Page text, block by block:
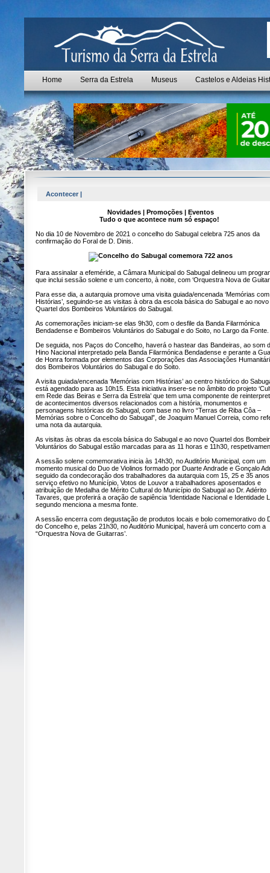
Home Serra da Estrela Museus Castelos e Aldeias
Acontecer |
Novidades | Promoções | Eventos
Tudo o que acontece num só espaço!
No dia 10 de Novembro de 2021 o concelho do Sabugal celebra 725 anos da
confirmação do Foral de D. Dinis.
Para assinalar a efeméride, a Câmara Municipal do Sabugal delineou um
que inclui sessão solene e um concerto, à noite, com ‘Orquestra Nova de
Para esse dia, a autarquia promove uma visita guiada/encenada ‘Memórias com
Histórias’, seguindo-se as visitas à obra da escola básica do Sabugal e ao novo
Quartel dos Bombeiros Voluntários do Sabugal.
As comemorações iniciam-se elas 9h30, com o desfile da Banda Filarmónica
Bendadense e Bombeiros Voluntários do Sabugal e do Soito, no Largo da Fonte.
De seguida, nos Paços do Concelho, haverá o hastear das Bandeiras, ao som
Hino Nacional interpretado pela Banda Filarmónica Bendadense e perante a
de Honra formada por elementos das Corporações das Associações
dos Bombeiros Voluntários do Sabugal e do Soito.
A visita guiada/encenada ‘Memórias com Histórias’ ao centro histórico do
está agendado para as 10h15. Esta iniciativa insere-se no âmbito do projeto
em Rede das Beiras e Serra da Estrela’ que tem uma componente de
de acontecimentos diversos relacionados com a história, monumentos e
personagens históricas do Sabugal, com base no livro “Terras de Riba Côa –
Memórias sobre o Concelho do Sabugal”, de Joaquim Manuel Correia, como
uma nota da autarquia.
As visitas às obras da escola básica do Sabugal e ao novo Quartel dos
Voluntários do Sabugal estão marcadas para as 11 horas e 11h30,
A sessão solene comemorativa inicia às 14h30, no Auditório Municipal, com um
momento musical do Duo de Violinos formado por Duarte Andrade e Gonçalo
seguido da condecoração dos trabalhadores da autarquia com 15, 25 e 35
serviço efetivo no Município, Votos de Louvor a trabalhadores aposentados e
atribuição de Medalha de Mérito Cultural do Município do Sabugal ao Dr. Adérito
Tavares, que proferirá a oração de sapiência ‘Identidade Nacional e Identidade
segundo menciona a mesma fonte.
A sessão encerra com degustação de produtos locais e bolo comemorativo do
do Concelho e, pelas 21h30, no Auditório Municipal, haverá um concerto com a
“Orquestra Nova de Guitarras’.